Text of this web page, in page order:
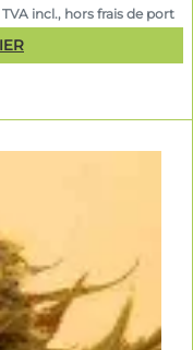
TVA incl., hors frais de port